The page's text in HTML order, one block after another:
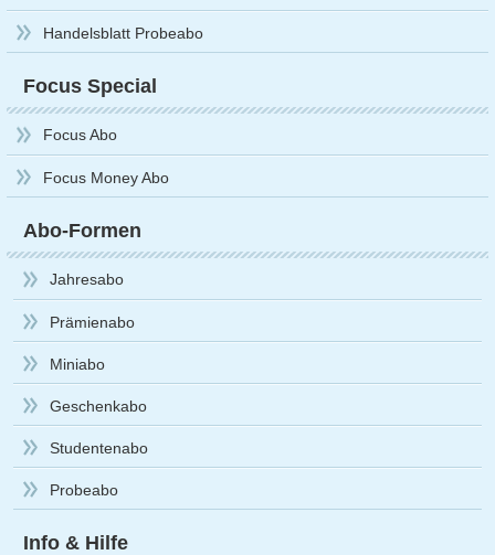
Handelsblatt Probeabo
Focus Special
Focus Abo
Focus Money Abo
Abo-Formen
Jahresabo
Prämienabo
Miniabo
Geschenkabo
Studentenabo
Probeabo
Info & Hilfe